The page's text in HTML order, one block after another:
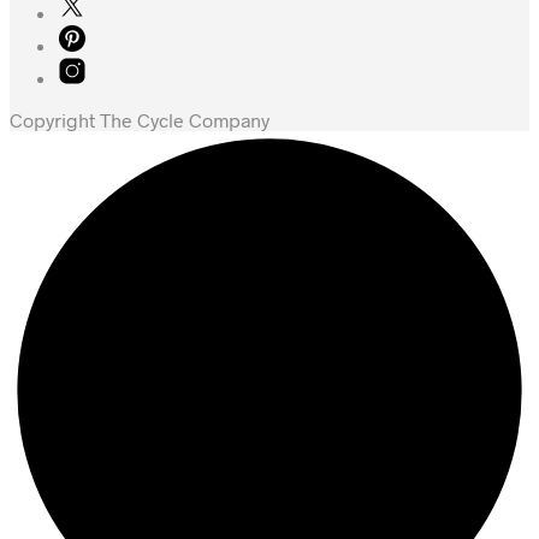
Copyright The Cycle Company